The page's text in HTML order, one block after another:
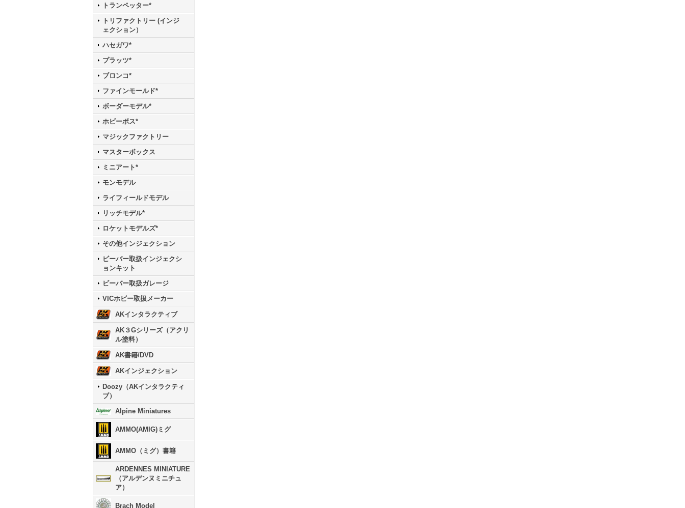
トランペッター*
トリファクトリー (インジ
ェクション）
ハセガワ*
プラッツ*
ブロンコ*
ファインモールド*
ボーダーモデル*
ホビーボス*
マジックファクトリー
マスターボックス
ミニアート*
モンモデル
ライフィールドモデル
リッチモデル*
ロケットモデルズ*
その他インジェクション
ビーバー取扱インジェクシ
ョンキット
ビーバー取扱ガレージ
VICホビー取扱メーカー
AKインタラクティブ
AK３Gシリーズ（アクリ
ル塗料）
AK書籍/DVD
AKインジェクション
Doozy（AKインタラクティ
ブ）
Alpine Miniatures
AMMO(AMIG)ミグ
AMMO（ミグ）書籍
ARDENNES MINIATURE
（アルデンヌミニチュ
ア）
Brach Model